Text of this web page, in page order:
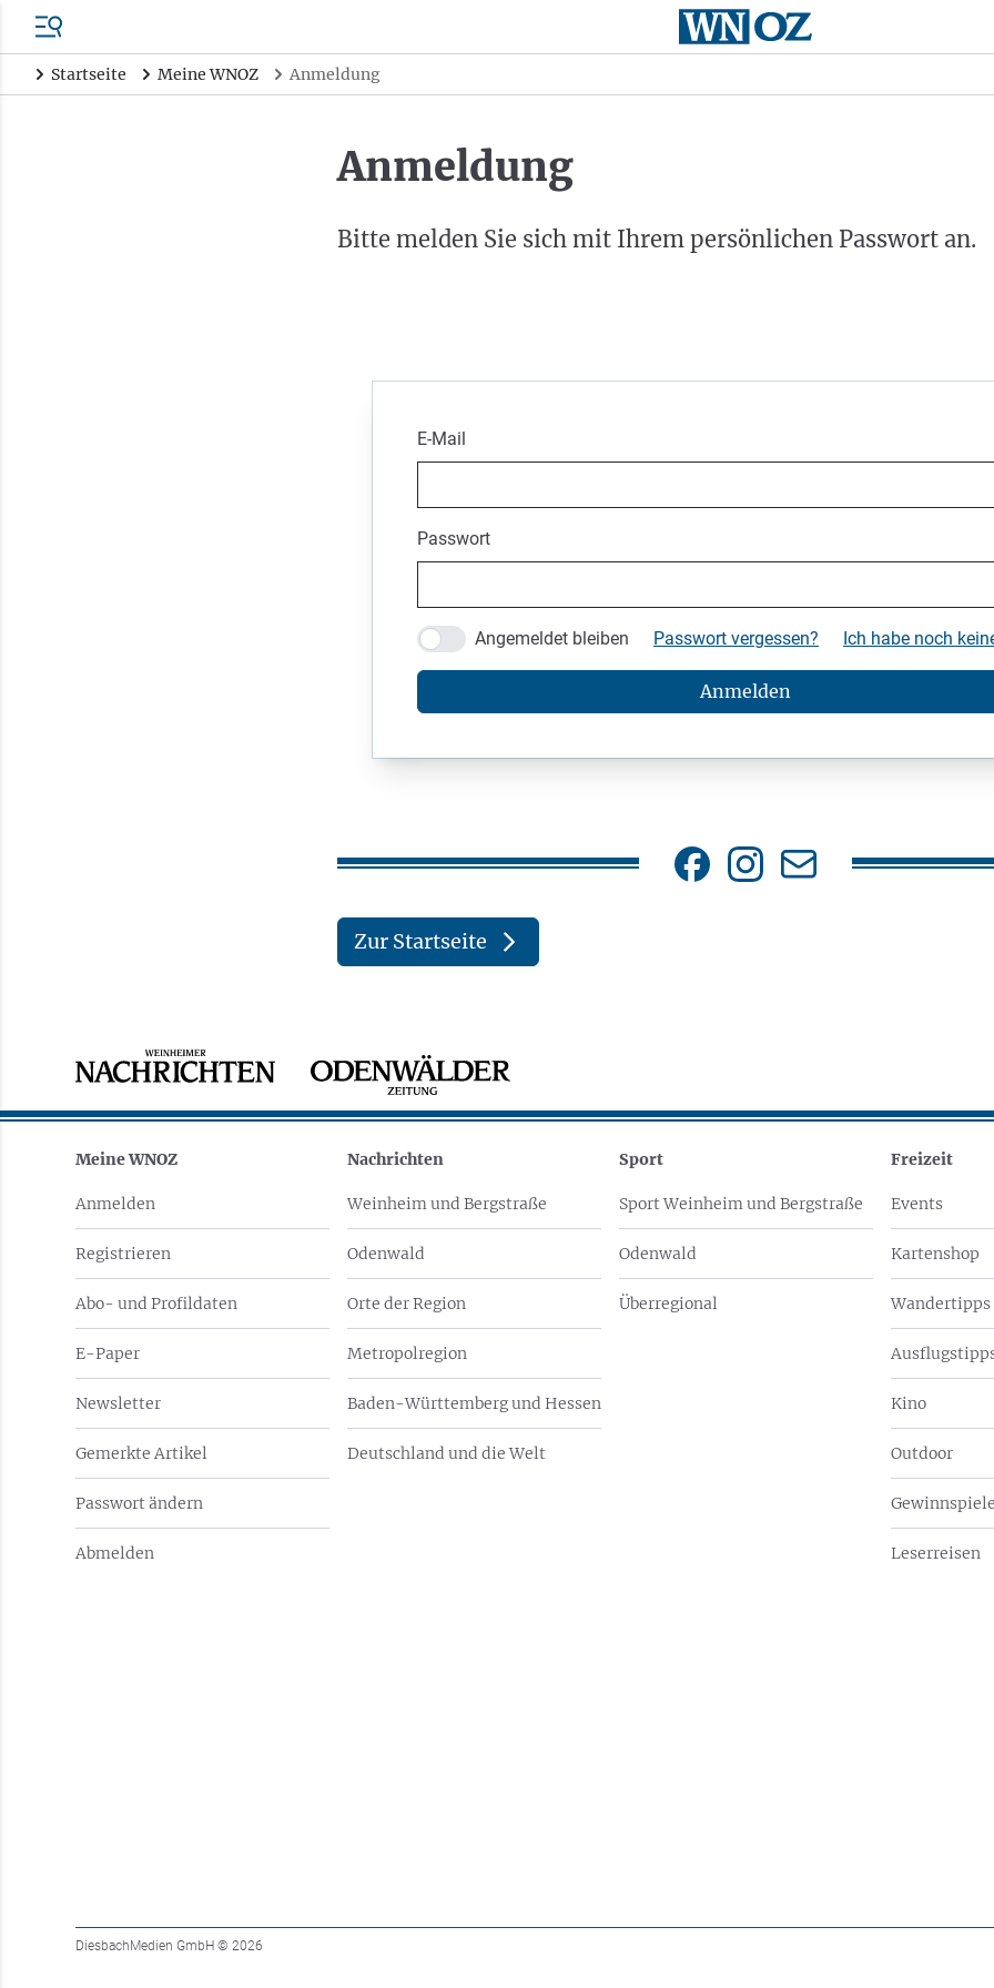
Startseite Meine WNOZ Anmeldung
Anmeldung
Bitte melden Sie sich mit Ihrem persönlichen Passwort an.
E-Mail
Passwort
Angemeldet bleiben Passwort vergessen? Ich habe noch
Anmelden
Zur Startseite
Meine WNOZ
Anmelden
Registrieren
Abo- und Profildaten
E-Paper
Newsletter
Gemerkte Artikel
Passwort ändern
Abmelden
Nachrichten
Weinheim und Bergstraße
Odenwald
Orte der Region
Metropolregion
Baden-Württemberg und Hessen
Deutschland und die Welt
Sport
Sport Weinheim und Bergstraße
Odenwald
Überregional
Freizeit
Events
Kartenshop
Wandertipps
Kino
Outdoor
Gewinnspiele
Leserreisen
DiesbachMedien GmbH © 2026